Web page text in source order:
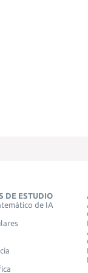
DE ESTUDIO
de IA